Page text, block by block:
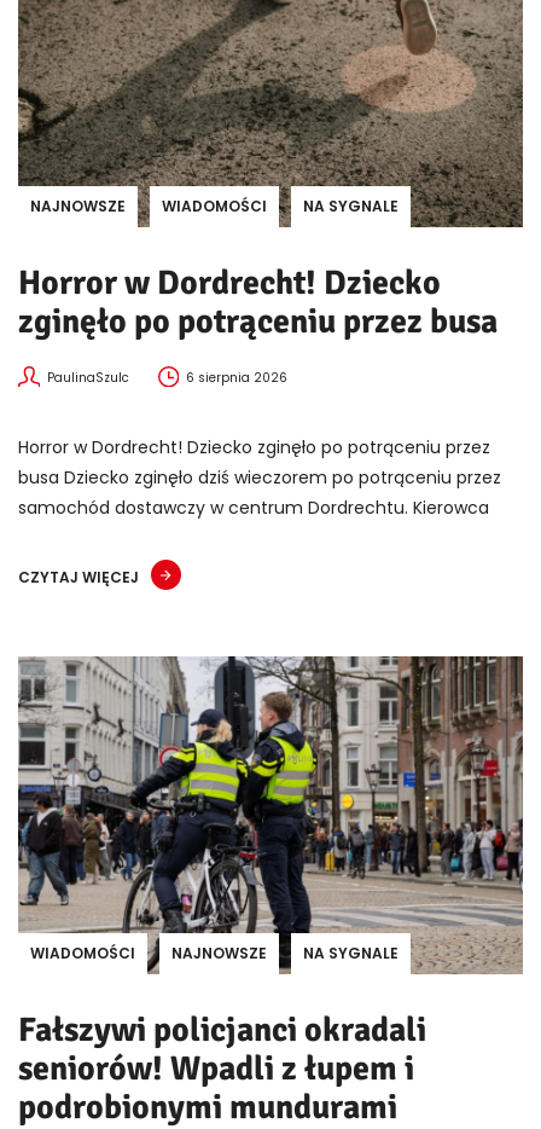
NAJNOWSZE WIADOMOŚCI NA SYGNALE
Horror w Dordrecht! Dziecko
zginęło po potrąceniu przez busa
PaulinaSzulc 6 sierpnia 2026
Horror w Dordrecht! Dziecko zginęło po potrąceniu przez
busa Dziecko zginęło dziś wieczorem po potrąceniu przez
samochód dostawczy w centrum Dordrechtu. Kierowca
CZYTAJ WIĘCEJ
WIADOMOŚCI NAJNOWSZE NA SYGNALE
Fałszywi policjanci okradali
seniorów! Wpadli z łupem i
podrobionymi mundurami